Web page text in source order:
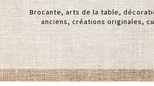
Brocante, arts de la table,
anciens, créations originales,